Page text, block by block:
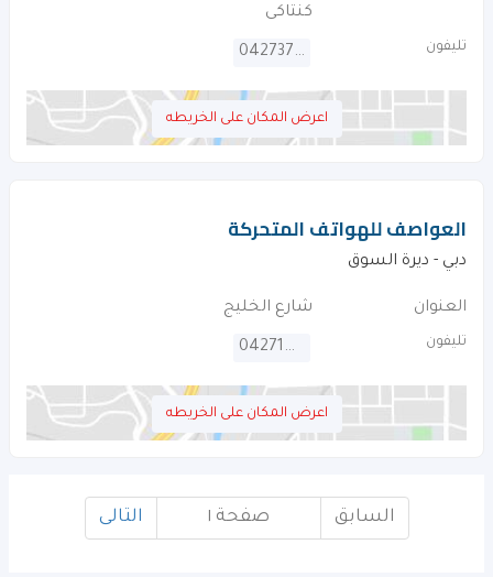
كنتاكى
تليفون 042737940
اعرض المكان على الخريطه
العواصف للهواتف المتحركة
دبي - ديرة السوق
العنوان شارع الخليج
تليفون 042714948
اعرض المكان على الخريطه
السابق صفحة ١ التالى